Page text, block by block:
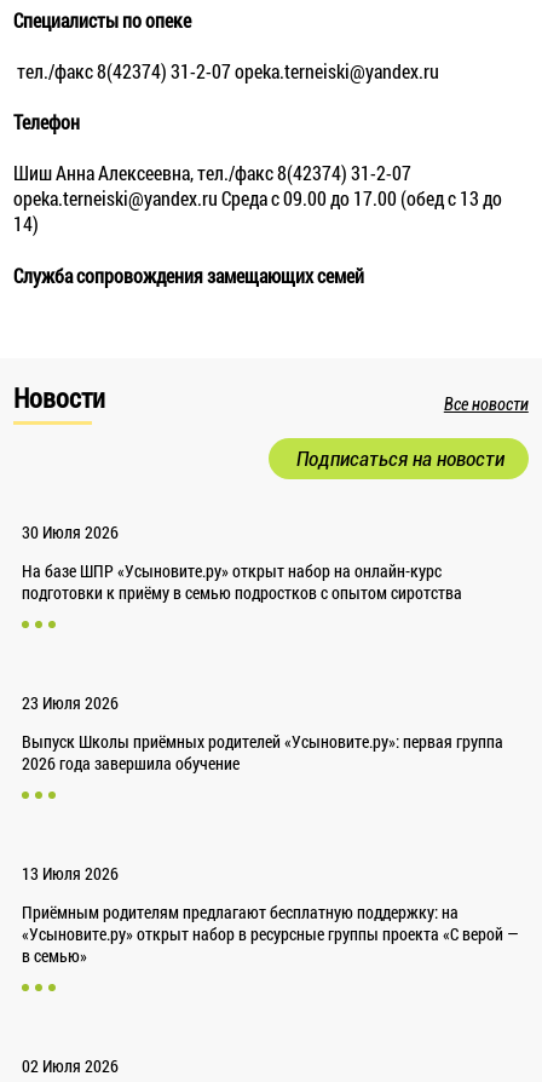
Специалисты по опеке
тел./факс 8(42374) 31-2-07 opeka.terneiski@yandex.ru
Телефон
Шиш Анна Алексеевна, тел./факс 8(42374) 31-2-07
opeka.terneiski@yandex.ru Среда с 09.00 до 17.00 (обед с 13 до
14)
Служба сопровождения замещающих семей
Новости Все новости
Подписаться на новости
30 Июля 2026
На базе ШПР «Усыновите.ру» открыт набор на онлайн-курс
подготовки к приёму в семью подростков с опытом сиротства
23 Июля 2026
Выпуск Школы приёмных родителей «Усыновите.ру»: первая группа
2026 года завершила обучение
13 Июля 2026
Приёмным родителям предлагают бесплатную поддержку: на
«Усыновите.ру» открыт набор в ресурсные группы проекта «С верой —
в семью»
02 Июля 2026